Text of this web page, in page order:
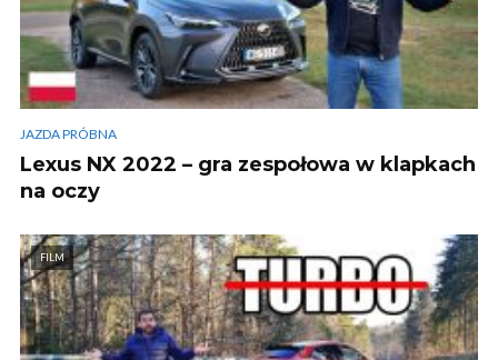
JAZDA PRÓBNA
Lexus NX 2022 – gra zespołowa w klapkach
na oczy
FILM